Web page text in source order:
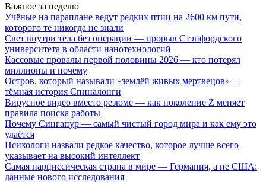
Важное за неделю
Учёные на параплане ведут редких птиц на 2600 км пути,
которого те никогда не знали
Свет внутри тела без операции — прорыв Стэнфордского
университета в области нанотехнологий
Кассовые провалы первой половины 2026 — кто потерял
миллионы и почему
Остров, который называли «землёй живых мертвецов» —
тёмная история Спиналонги
Вирусное видео вместо резюме — как поколение Z меняет
правила поиска работы
Почему Сингапур — самый чистый город мира и как ему это
удаётся
Психологи назвали редкое качество, которое лучше всего
указывает на высокий интеллект
Самая нарциссическая страна в мире — Германия, а не США:
данные нового исследования